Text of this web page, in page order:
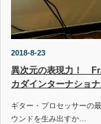
2018-8-23
異次元の表現力！
カダインターナショ
ギター・プロセッサーの
ウンドを生み出すか…